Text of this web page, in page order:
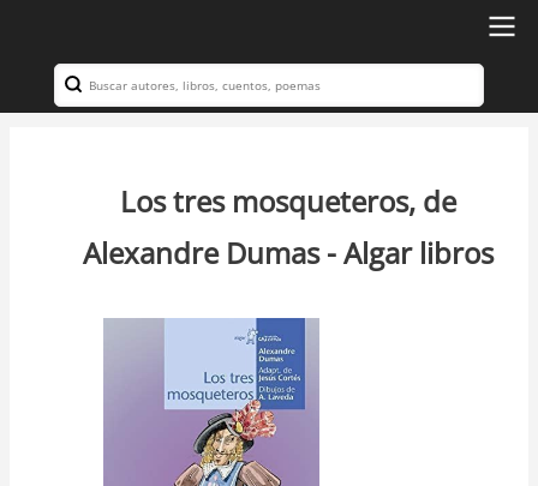
contenido
principal
Navegación
Search
Los tres mosqueteros, de
Alexandre Dumas - Algar libros